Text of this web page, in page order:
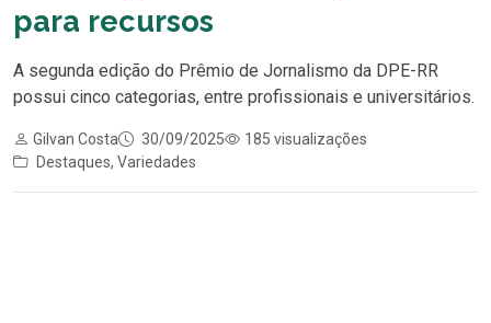
para recursos
A segunda edição do Prêmio de Jornalismo da DPE-RR
possui cinco categorias, entre profissionais e universitários.
Gilvan Costa 30/09/2025
185 visualizações
Destaques, Variedades